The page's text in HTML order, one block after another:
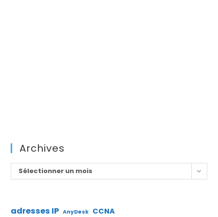
Archives
Archives
Sélectionner un mois
adresses IP AnyDesk CCNA